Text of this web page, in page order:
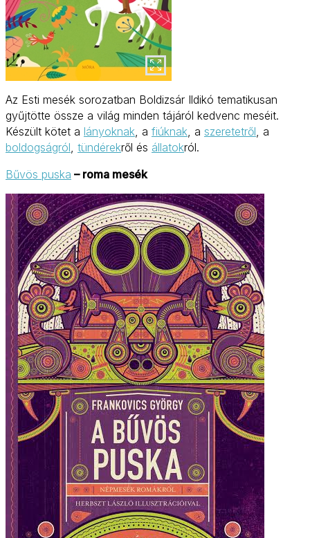
Az Esti mesék sorozatban Boldizsár Ildikó tematikusan
gyűjtötte össze a világ minden tájáról kedvenc meséit.
Készült kötet a lányoknak , a fiúknak , a szeretetről , a
boldogságról tündérekről és állatokról.
Bűvös puska – roma mesék